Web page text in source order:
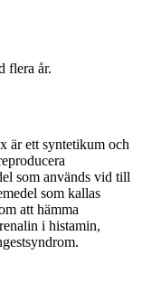
flera år.
är ett syntetikum och
som används vid till
som kallas
att hämma
i histamin,